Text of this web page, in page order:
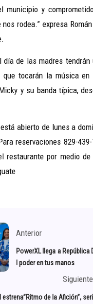
municipio y
rodea.” expresa
día de las madres
que tocarán la música
y su banda típica,
abierto de lunes a
reservaciones 829-
restaurante por medio
Anterior
PowerXL llega a
l poder en tus manos
Siguiente
estrena”Ritmo de la Afición”, seri